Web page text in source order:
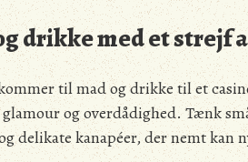
drikke med et strejf
til mad og drikke til et
og overdådighed. Tænk
delikate kanapéer, der nemt kan